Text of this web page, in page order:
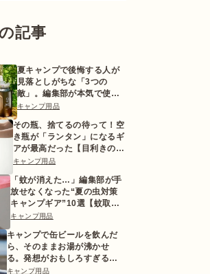
記事
夏キャンプで後悔する人が
見落としがちな「3つの
敵」。編集部が本気で使っ
た対策ギアとは
キャンプ用品
その瓶、捨てるの待って！空
き瓶が「ランタン」になるギ
アが最高だった【目利きのキ
ャンプギア】
キャンプ用品
「蚊が消えた…」編集部が手
放せなくなった“夏の虫対策
キャンプギア”10選【蚊取り
線香ホルダーetc.】
キャンプ用品
キャンプで缶ビールを飲んだ
ら、そのままお湯が沸かせ
る。発想がおもしろすぎるギ
ア【目利きのキャンプギア】
キャンプ用品